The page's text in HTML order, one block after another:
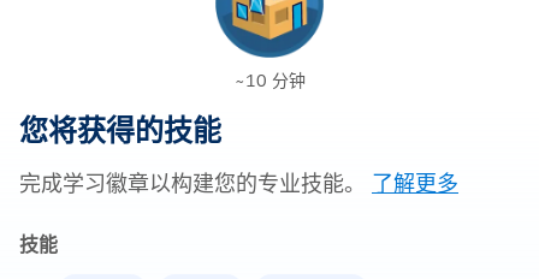
~10 分钟
您将获得的技能
完成学习徽章以构建您的专业技能。 了解更多
技能